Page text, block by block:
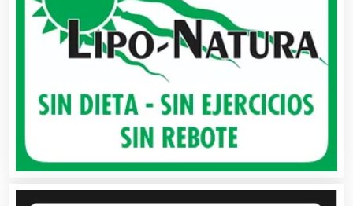
Audios para Eventos
Autobuses
Automatización
Automóviles Nuevos y Usados